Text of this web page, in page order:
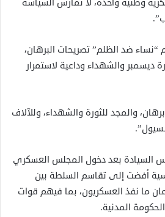
“نساء ضد الظلم” تصريحات البرهان،
ديسمبر والشهداء وداعية لاستمرار
والمجد للثورة والشهداء، وللآلاف
السيادة بعد دخول المجلس العسكري
أفضت إلى تقاسم السلطة بين
ما نفذ العسكريون، بما فيهم قوات
المدنية.